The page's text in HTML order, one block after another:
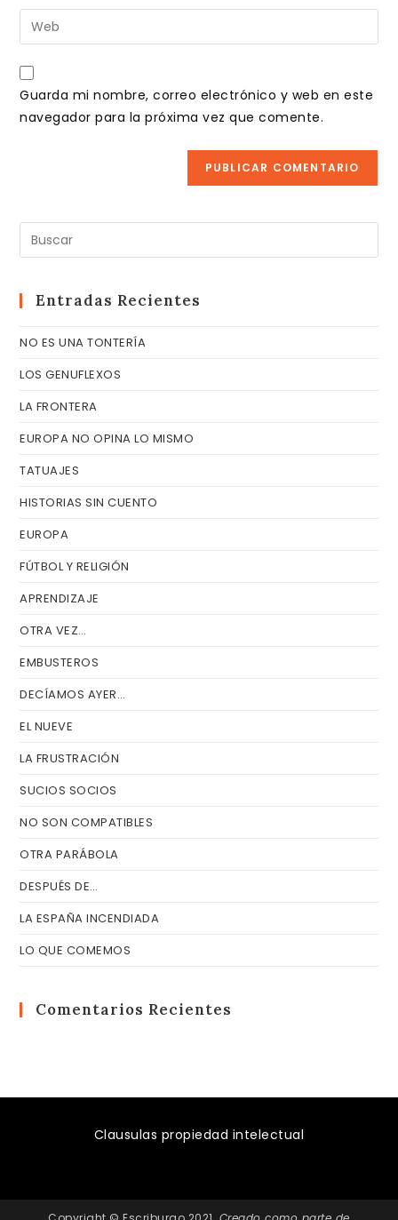
de
usuario
para
comentar
dirección
de
electrónico
para
comentar
Introduce
la
URL
de
Guarda mi nombre, correo electrónico y web en este
navegador para la próxima vez que comente.
Entradas Recientes
NO ES UNA TONTERÍA
LOS GENUFLEXOS
LA FRONTERA
EUROPA NO OPINA LO MISMO
TATUAJES
HISTORIAS SIN CUENTO
EUROPA
FÚTBOL Y RELIGIÓN
APRENDIZAJE
OTRA VEZ…
EMBUSTEROS
DECÍAMOS AYER…
EL NUEVE
LA FRUSTRACIÓN
SUCIOS SOCIOS
NO SON COMPATIBLES
OTRA PARÁBOLA
DESPUÉS DE…
LA ESPAÑA INCENDIADA
LO QUE COMEMOS
Comentarios Recientes
Clausulas propiedad intelectual